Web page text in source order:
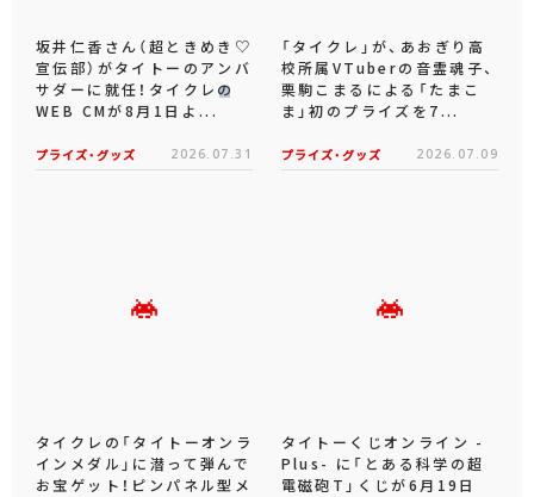
坂井仁香さん（超ときめき♡
宣伝部）がタイトーのアンバ
サダーに就任！タイクレの
WEB CMが8月1日よ...
プライズ・グッズ 2026.07.31
「タイクレ」が、あおぎり高
校所属VTuberの音霊魂子、
栗駒こまるによる「たまこ
ま」初のプライズを7...
プライズ・グッズ 2026.07.09
タイクレの「タイトーオンラ
インメダル」に潜って弾んで
お宝ゲット！ピンパネル型メ
タイトーくじオンライン -
Plus- に「とある科学の超
電磁砲T」くじが6月19日